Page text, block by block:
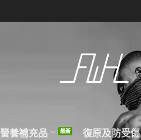
營養補充品 復原及防受傷